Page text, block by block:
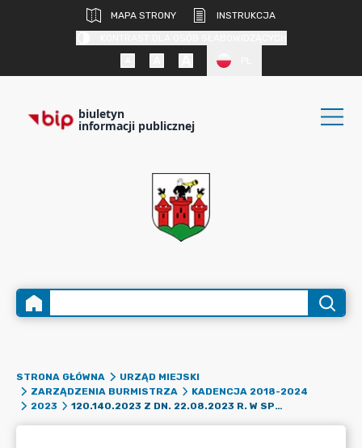
MAPA STRONY
INSTRUKCJA
biuletyn
informacji publicznej
STRONA GŁÓWNA
URZĄD MIEJSKI
ZARZĄDZENIA BURMISTRZA
KADENCJA 2018-2024
2023
120.140.2023 Z DN. 22.08.2023 R. W SPRAWIE WPROWADZENIA ZMIAN W BUDŻECIE MIASTA ŁĘCZYCA NA 2023 R. I PLANACH FINANSOWYCH JEDNOSTEK BUDŻETOWYCH